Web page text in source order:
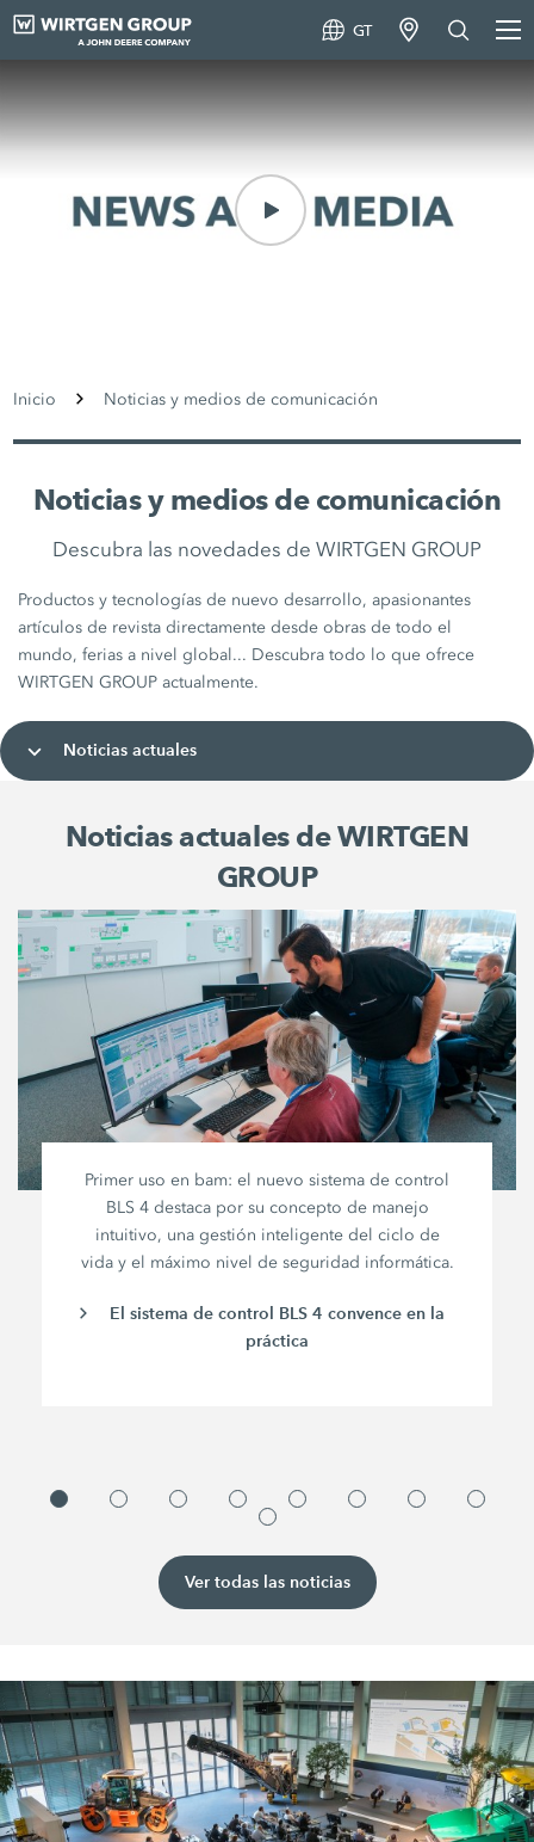
GT
Inicio Noticias y medios de comunicación
Noticias y medios de comunicación
Descubra las novedades de WIRTGEN GROUP
Productos y tecnologías de nuevo desarrollo, apasionantes
artículos de revista directamente desde obras de todo el
mundo, ferias a nivel global... Descubra todo lo que ofrece
WIRTGEN GROUP actualmente.
Noticias actuales
Noticias actuales de WIRTGEN
GROUP
Primer uso en bam: el nuevo sistema de control
BLS 4 destaca por su concepto de manejo
intuitivo, una gestión inteligente del ciclo de
vida y el máximo nivel de seguridad informática.
El sistema de control BLS 4 convence en la
práctica
Ver todas las noticias